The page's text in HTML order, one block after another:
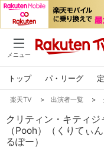
メニュー
トップ パ・リーグ
楽天TV > 出演者一覧 >
クリティン・キティ
（Pooh）（くりてぃ
るぽー）